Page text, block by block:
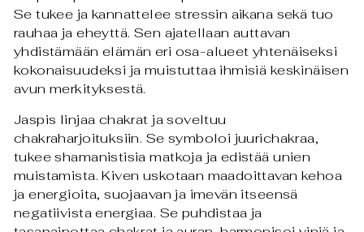
Se tukee ja kannattelee stressin aikana sekä tuo
rauhaa ja eheyttä. Sen ajatellaan auttavan
yhdistämään elämän eri osa-alueet yhtenäiseksi
kokonaisuudeksi ja muistuttaa ihmisiä keskinäisen
avun merkityksestä.
Jaspis linjaa chakrat ja soveltuu
chakraharjoituksiin. Se symboloi juurichakraa,
tukee shamanistisia matkoja ja edistää unien
muistamista. Kiven uskotaan maadoittavan kehoa
ja energioita, suojaavan ja imevän itseensä
negatiivista energiaa. Se puhdistaa ja